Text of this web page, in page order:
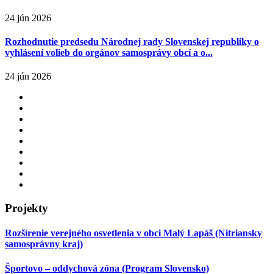
24 jún 2026
Rozhodnutie predsedu Národnej rady Slovenskej republiky o
vyhlásení volieb do orgánov samosprávy obcí a o...
24 jún 2026
Projekty
Rozšírenie verejného osvetlenia v obci Malý Lapáš (Nitriansky
samosprávny kraj)
Športovo – oddychová zóna (Program Slovensko)